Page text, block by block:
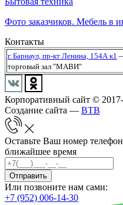
Фото заказчиков. Мебель в
Контакты
г. Барнаул, пр-кт Ленина, 154А к1
торговый зал "МАВИ"
Корпоративный сайт ©
Создание сайта — BTB
Оставьте Ваш номер
ближайшее время
Отправить
Или позвоните нам сами:
+7 (952) 006-14-30